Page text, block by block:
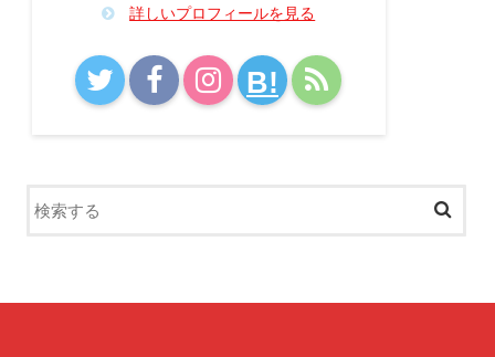
詳しいプロフィールを見る
B!